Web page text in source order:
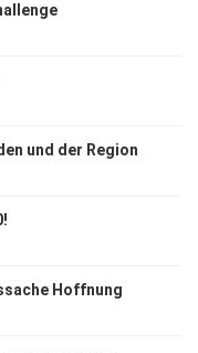
und der Region
Hoffnung